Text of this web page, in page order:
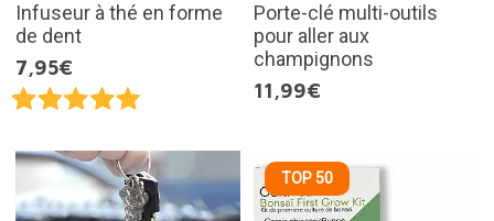
Infuseur à thé en forme
de dent
7,95€
Porte-clé multi-outils
pour aller aux
champignons
11,99€
TOP 50